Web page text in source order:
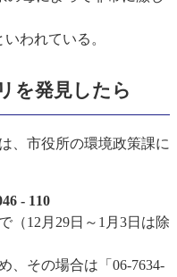
われている。
を発見したら
、市役所の環境政策課に
- 110
（12月29日～1月3日は除
その場合は「06-7634-